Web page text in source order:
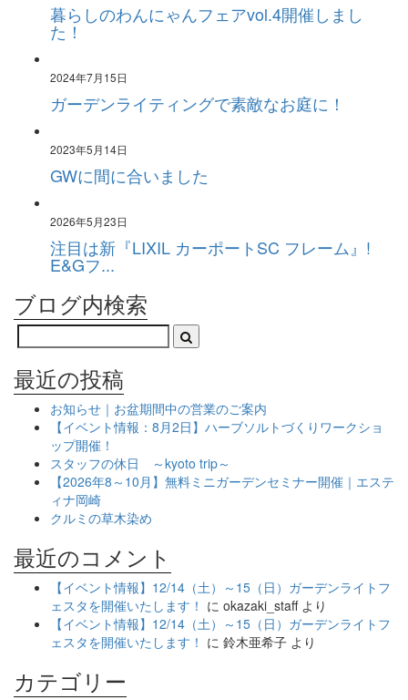
暮らしのわんにゃんフェアvol.4開催しまし
た！
2024年7月15日
ガーデンライティングで素敵なお庭に！
2023年5月14日
GWに間に合いました
2026年5月23日
注目は新『LIXIL カーポートSC フレーム』!
E&Gフ...
ブログ内検索
最近の投稿
お知らせ｜お盆期間中の営業のご案内
【イベント情報：8月2日】ハーブソルトづくりワークショ
ップ開催！
スタッフの休日 ～kyoto trip～
【2026年8～10月】無料ミニガーデンセミナー開催｜エステ
ィナ岡崎
クルミの草木染め
最近のコメント
【イベント情報】12/14（土）～15（日）ガーデンライトフ
ェスタを開催いたします！ に okazaki_staffより
【イベント情報】12/14（土）～15（日）ガーデンライトフ
ェスタを開催いたします！ に 鈴木亜希子 より
カテゴリー